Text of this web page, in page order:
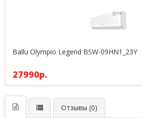
Ballu Olympio Legend BSW-09HN1_23Y
27990р.
Отзывы (0)